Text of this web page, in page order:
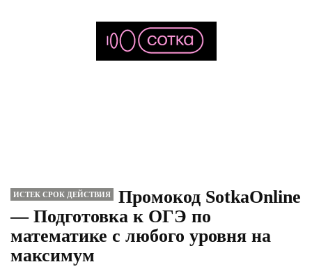
ИСТЕК СРОК ДЕЙСТВИЯ
Промокод SotkaOnline
— Подготовка к ОГЭ по
математике с любого уровня на
максимум